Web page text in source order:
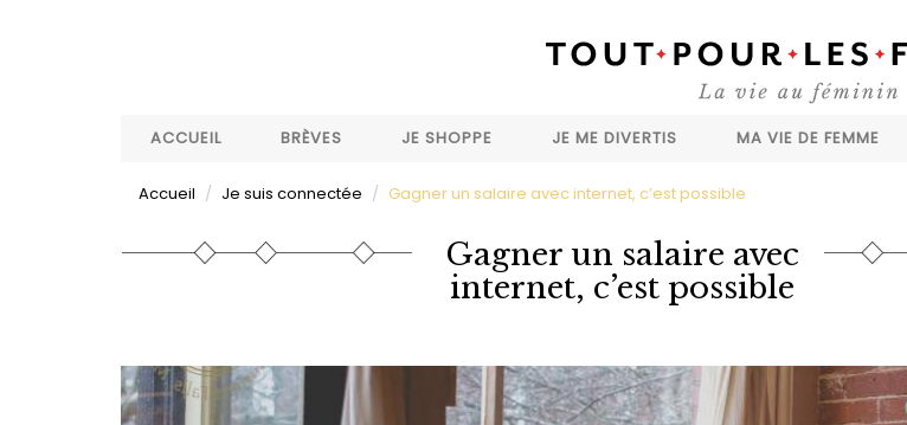
ACCUEIL
BRÈVES JE SHOPPE JE ME DIVERTIS MA VIE DE FEMME
Accueil Je suis connectée Gagner un salaire avec internet, c’est possible
Gagner un salaire avec
internet, c’est possible